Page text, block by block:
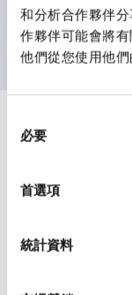
和分析合作夥伴
作夥伴可能會將
他們從您使用他們
必要
首選項
統計資料
主要機種具備
規格